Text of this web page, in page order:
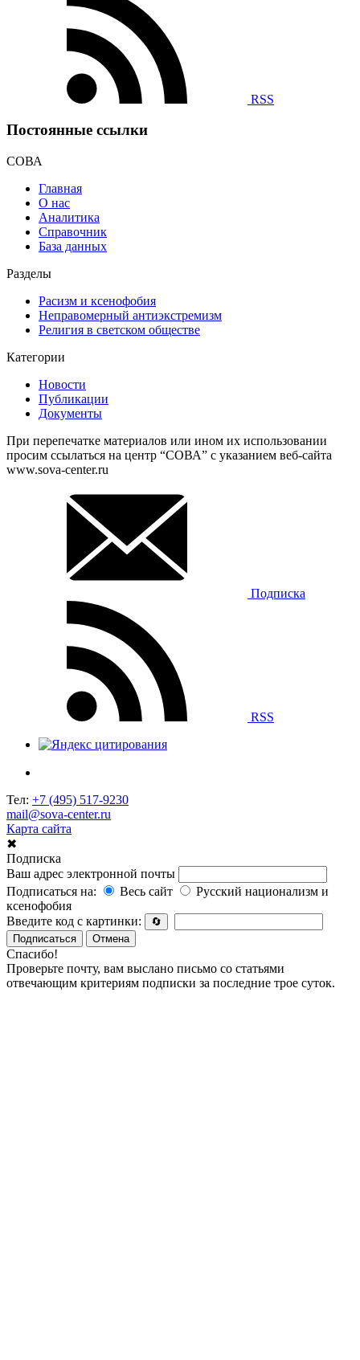
RSS
Постоянные ссылки
СОВА
Главная
О нас
Аналитика
Справочник
База данных
Разделы
Расизм и ксенофобия
Неправомерный антиэкстремизм
Религия в светском обществе
Категории
Новости
Публикации
Документы
При перепечатке материалов или ином их использовании
просим ссылаться на центр “СОВА” с указанием веб-сайта
www.sova-center.ru
Подписка
RSS
Тел: +7 (495) 517-9230
mail@sova-center.ru
Карта сайта
✖
Подписка
Ваш адрес электронной почты
Подписаться на:
Весь сайт
Русский национализм и
ксенофобия
Введите код с картинки:
🔄
Подписаться
Отмена
Спасибо!
Проверьте почту, вам выслано письмо со статьями
отвечающим критериям подписки за последние трое суток.